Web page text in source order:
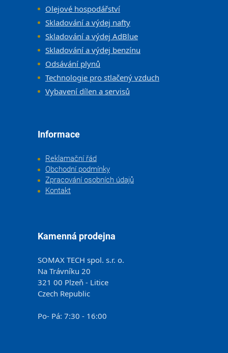
Olejové hospodářství
Skladování a výdej nafty
Skladování a výdej AdBlue
Skladování a výdej benzínu
Odsávání plynů
Technologie pro stlačený vzduch
Vybavení dílen a servisů
Informace
Reklamační řád
Obchodní podmínky
Zpracování osobních údajů
Kontakt
Kamenná prodejna
SOMAX TECH spol. s.r. o.
Na Trávníku 20
321 00 Plzeň - Litice
Czech Republic
Po- Pá: 7:30 - 16:00